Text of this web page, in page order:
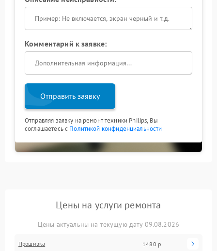
Комментарий к заявке:
Отправить заявку
Отправляя заявку на ремонт техники Philips, Вы
соглашаетесь с Политикой конфиденциальности
Цены на услуги ремонта
Цены актуальны на текущую дату 09.08.2026
Прошивка 1480 р